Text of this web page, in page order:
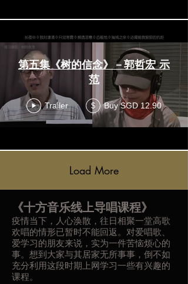
第五集《树的信念》－郭哲宏 示
范
Trailer $ Buy SGD 12.90
Load More
《十方音乐线上导唱课程》
疫情当下，人心涣散，往日相聚一堂高歌
欢唱的情形已暂时不能回返。对爱唱歌、
爱学习的朋友来说，实为一件苦恼烦心的
事。想到大家与其居家无所事事，倒不如
充分利用这段时期上网学习一些有兴趣的
课程。